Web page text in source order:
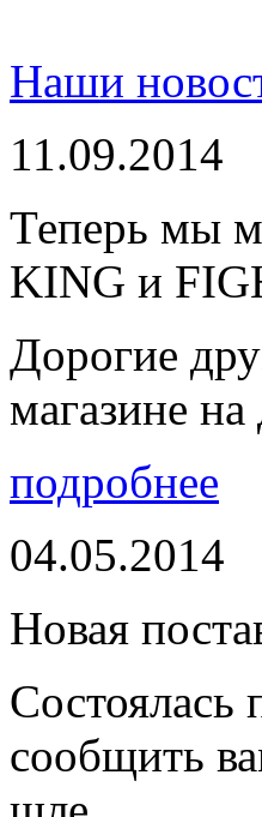
Наши
11.09.2014
Теперь мы
KING и
Дорогие
магазине
подробнее
04.05.2014
Новая
сообщить